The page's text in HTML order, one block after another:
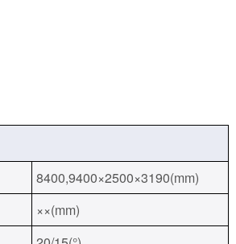
8400,9400×2500×3190(mm)
××(mm)